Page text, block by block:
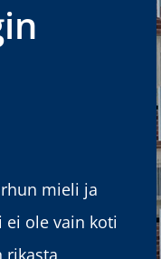
mieli ja
ei ole vain koti
rikasta